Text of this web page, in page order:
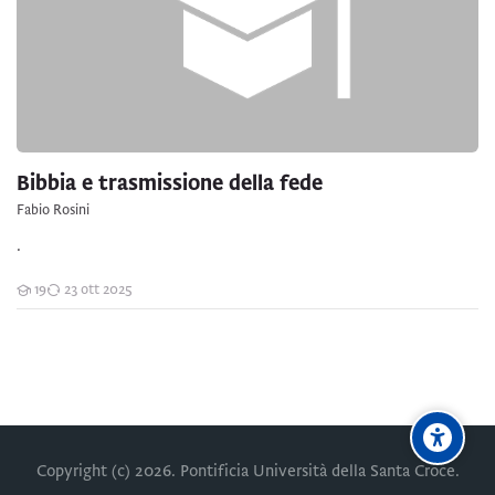
Bibbia e trasmissione della fede
Fabio Rosini
.
19
Studenti23 ott 2025
Copyright (c) 2026. Pontificia Università della Santa Croce.